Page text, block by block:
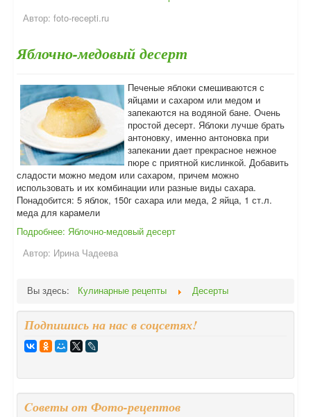
Автор: foto-recepti.ru
Яблочно-медовый десерт
Печеные яблоки смешиваются с
яйцами и сахаром или медом и
запекаются на водяной бане. Очень
простой десерт. Яблоки лучше брать
антоновку, именно антоновка при
запекании дает прекрасное нежное
пюре с приятной кислинкой. Добавить
сладости можно медом или сахаром, причем можно
использовать и их комбинации или разные виды сахара.
Понадобится: 5 яблок, 150г сахара или меда, 2 яйца, 1 ст.л.
меда для карамели
Подробнее: Яблочно-медовый десерт
Автор: Ирина Чадеева
Вы здесь: Кулинарные рецепты Десерты
Подпишись на нас в соцсетях!
Cоветы от Фото-рецептов